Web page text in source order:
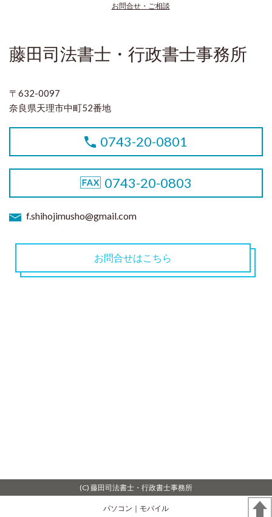
お問合せ・ご相談
藤田司法書士・行政書士事務所
〒632-0097
奈良県天理市中町52番地
0743-20-0801
0743-20-0803
f.shihojimusho@gmail.com
お問合せはこちら
(C) 藤田司法書士・行政書士事務所
パソコン ｜モバイル